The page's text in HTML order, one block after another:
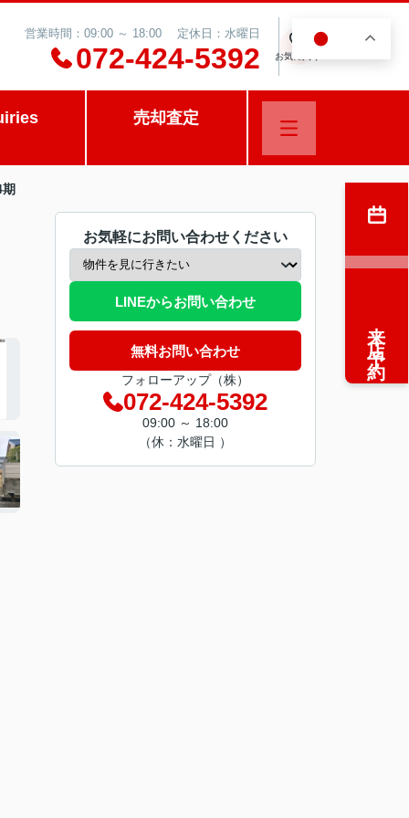
営業時間：09:00 ～ 18:00 定休日：水曜日
072-424-5392 お気に入り
売却査定
お気軽にお問い合わせください
LINEからお問い合わせ
無料お問い合わせ
フォローアップ（株）
072-424-5392
09:00 ～ 18:00
（休：水曜日 ）
来店予約